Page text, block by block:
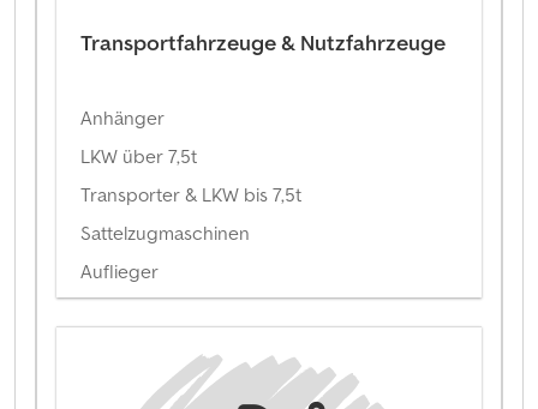
Transportfahrzeuge & Nutzfahrzeuge
Anhänger
LKW über 7,5t
Transporter & LKW bis 7,5t
Sattelzugmaschinen
Auflieger